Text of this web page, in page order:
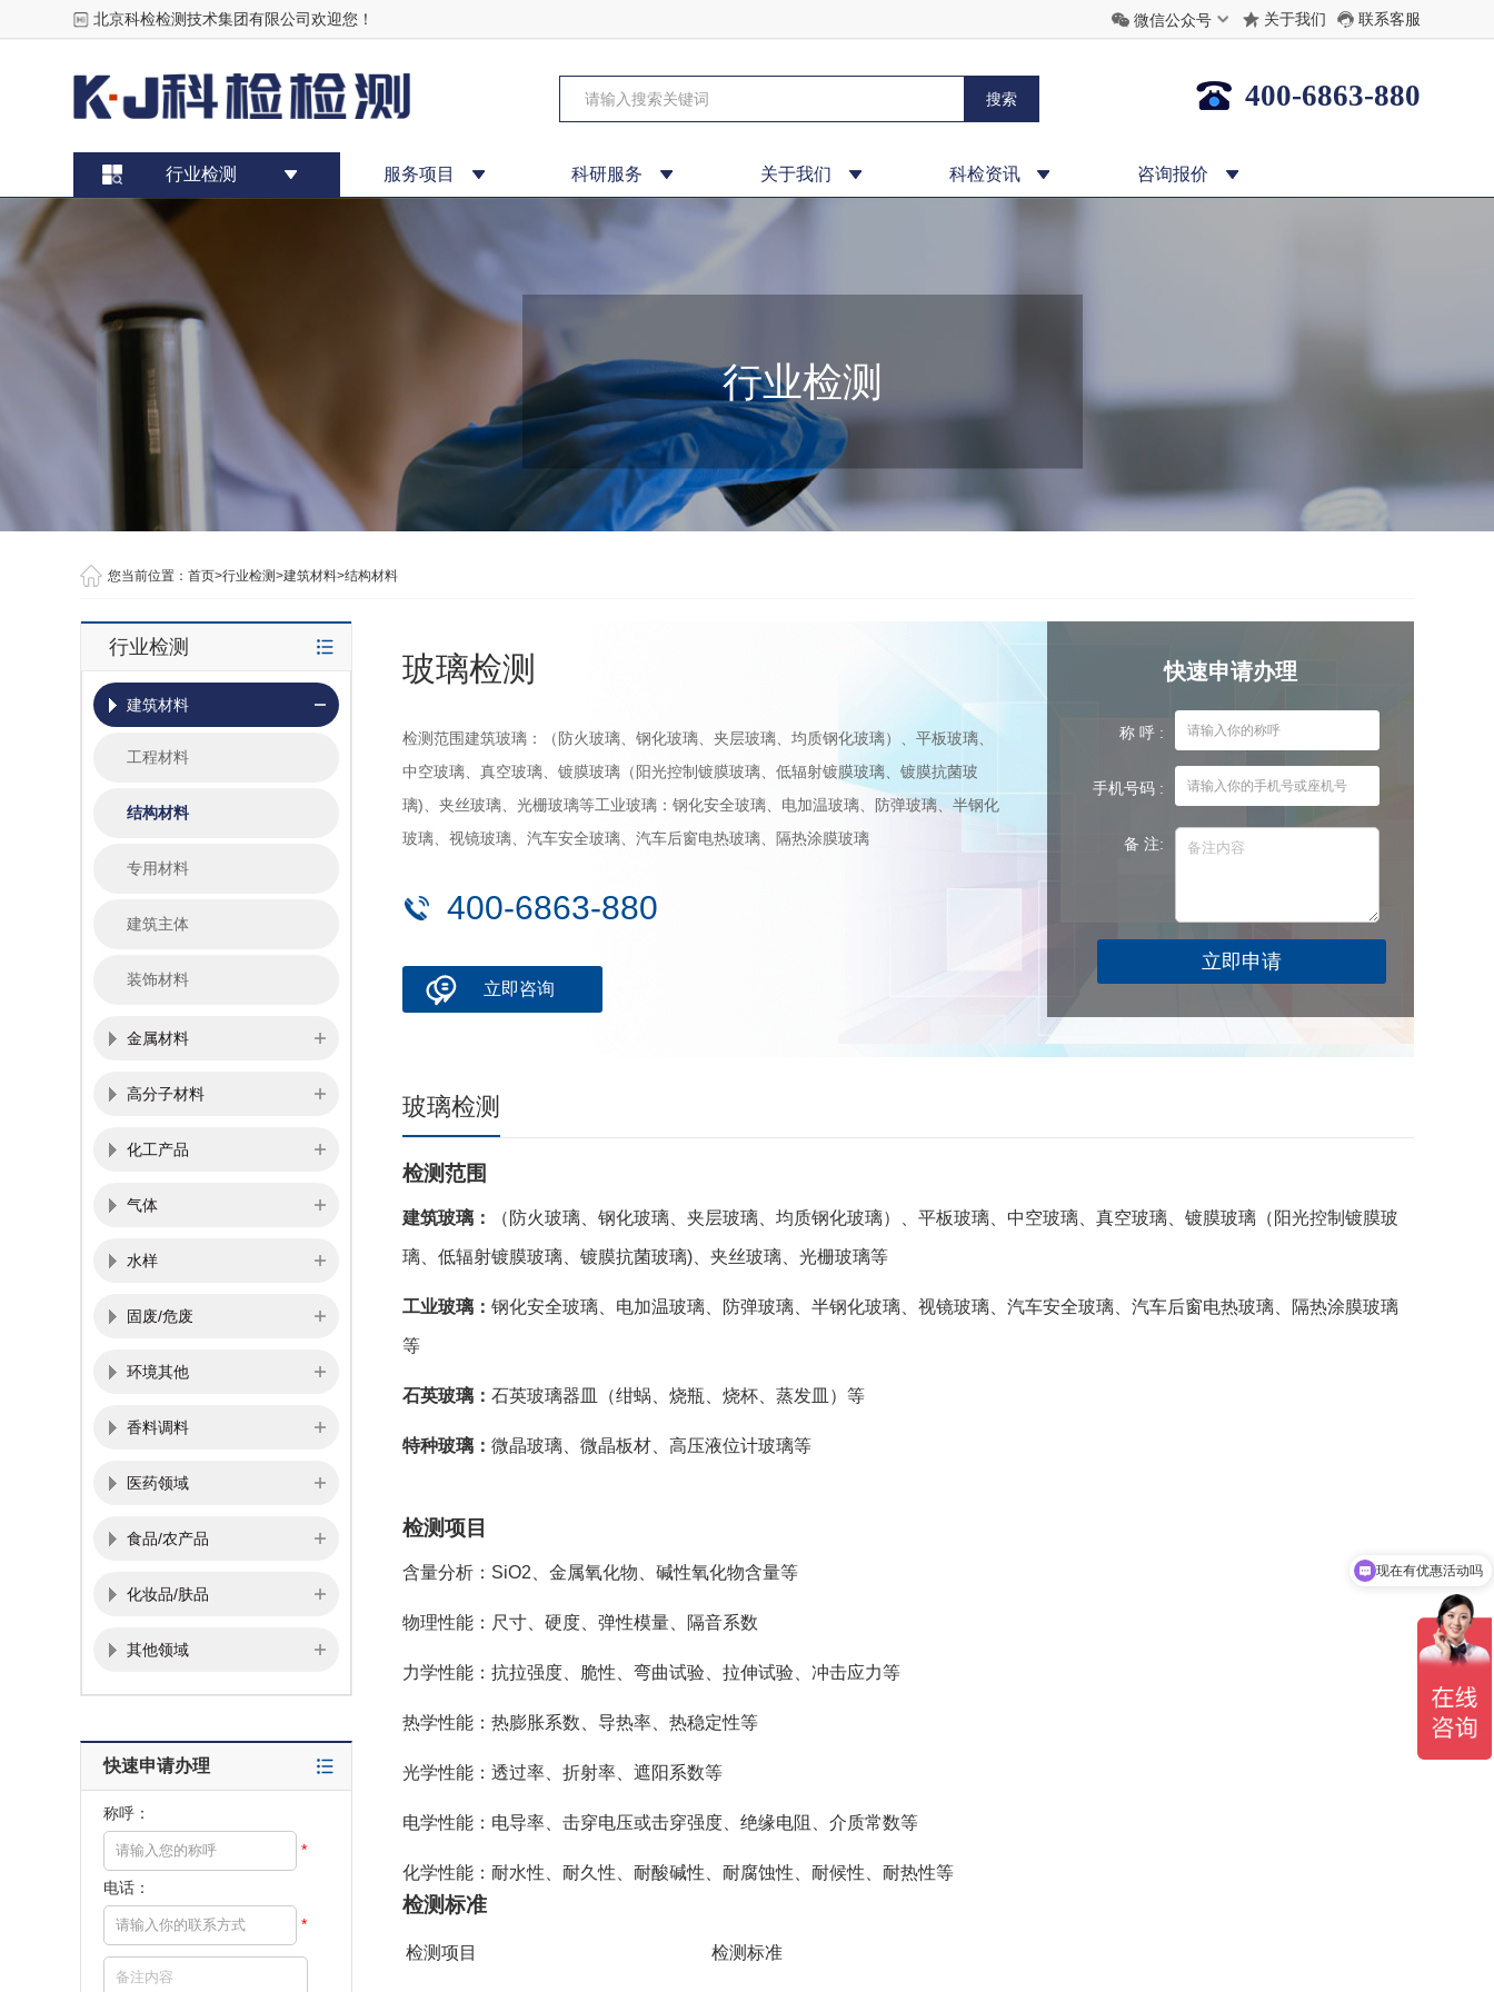
北京科检检测技术集团有限公司欢迎您！ 微信公众号 关于我们 联系客服
400-6863-880
行业检测 服务项目 科研服务 关于我们 科检资讯 咨询报价
行业检测
您当前位置： 首页>行业检测>建筑材料>结构材料
行业检测
建筑材料
工程材料
结构材料
专用材料
建筑主体
装饰材料
金属材料
高分子材料
化工产品
气体
水样
固废/危废
环境其他
香料调料
医药领域
食品/农产品
化妆品/肤品
其他领域
快速申请办理
称呼：
*
电话：
*
玻璃检测
检测范围建筑玻璃：（防火玻璃、钢化玻璃、夹层玻璃、均质钢化玻璃）、平板玻璃、
中空玻璃、真空玻璃、镀膜玻璃（阳光控制镀膜玻璃、低辐射镀膜玻璃、镀膜抗菌玻
璃)、夹丝玻璃、光栅玻璃等工业玻璃：钢化安全玻璃、电加温玻璃、防弹玻璃、半钢化
玻璃、视镜玻璃、汽车安全玻璃、汽车后窗电热玻璃、隔热涂膜玻璃
400-6863-880
立即咨询
快速申请办理
称 呼 :
手机号码 :
备 注:
玻璃检测
检测范围
建筑玻璃： （防火玻璃、钢化玻璃、夹层玻璃、均质钢化玻璃）、平板玻璃、中空玻璃、真空玻璃、镀膜玻璃（阳光控制镀膜玻
璃、 低辐射镀膜玻璃、镀膜抗菌玻璃)、夹丝玻璃、光栅玻璃等
工业玻璃： 钢化安全玻璃、电加温玻璃、防弹玻璃、半钢化玻璃、视镜玻璃、汽车安全玻璃、汽车后窗电热玻璃、隔热涂膜玻璃
等
石英玻璃： 石英玻璃器皿（绀蜗、烧瓶、烧杯、蒸发皿）等
特种玻璃： 微晶玻璃、微晶板材、高压液位计玻璃等
检测项目
含量分析：SiO2、金属氧化物、碱性氧化物含量等
物理性能 ： 尺寸、硬度、弹性模量、隔音系数
力学性能：抗拉强度、脆性、弯曲试验、拉伸试验、冲击应力等
热学性能：热膨胀系数、导热率、热稳定性等
光学性能：透过率、折射率、遮阳系数等
电学性能：电导率、击穿电压或击穿强度、绝缘电阻、介质常数等
化学性能：耐水性、耐久性、耐酸碱性、耐腐蚀性、耐候性、耐热性等
检测标准
检测项目 检测标准
现在有优惠活动吗